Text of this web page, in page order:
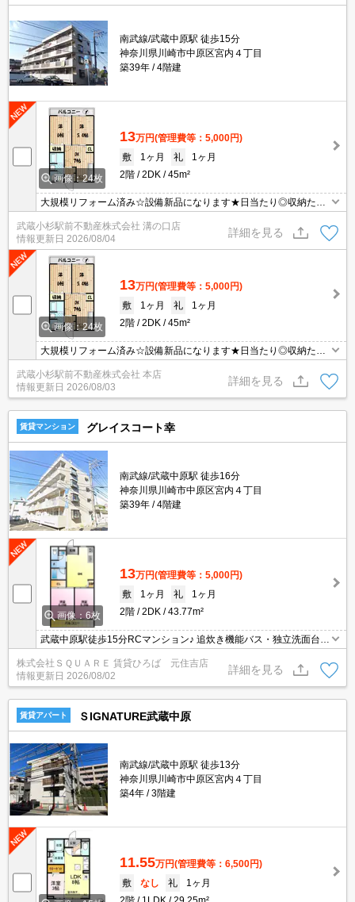
南武線/武蔵中原駅 徒歩15分
神奈川県川崎市中原区宮内４丁目
築39年
4階建
画像：24枚
13万円(管理費等：5,000円)
敷
1ヶ月 礼
1ヶ月
2階
2DK 45m²
大規模リフォーム済み☆設備新品になります★日当たり◎収納たっ
ぷり★バス停、スーパー、公園が近いです★新婚さんやファミリー
の方にもお勧めです★
武蔵小杉駅前不動産株式会社 溝の口店
情報更新日 2026/08/04
詳細を見る
画像：24枚
13万円(管理費等：5,000円)
敷
1ヶ月 礼
1ヶ月
2階
2DK 45m²
大規模リフォーム済み☆設備新品になります★日当たり◎収納たっ
ぷり★バス停、スーパー、公園が近いです★新婚さんやファミリー
の方にもお勧めです★
武蔵小杉駅前不動産株式会社 本店
情報更新日 2026/08/03
詳細を見る
賃貸マンション グレイスコート幸
南武線/武蔵中原駅 徒歩16分
神奈川県川崎市中原区宮内４丁目
築39年
4階建
画像：6枚
13万円(管理費等：5,000円)
敷
1ヶ月 礼
1ヶ月
2階
2DK 43.77m²
武蔵中原駅徒歩15分RCマンション♪ 追炊き機能バス・独立洗面台・
システムキッチン完備♪
株式会社ＳＱＵＡＲＥ 賃貸ひろば 元住吉店
情報更新日 2026/08/02
詳細を見る
賃貸アパート ＳIGNATURE武蔵中原
南武線/武蔵中原駅 徒歩13分
神奈川県川崎市中原区宮内４丁目
築4年
3階建
11.55万円(管理費等：6,500円)
敷
なし 礼
1ヶ月
2階
1LDK 29.25m²